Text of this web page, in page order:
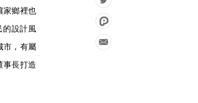
家鄉裡也
的設計風
市，有屬
事長打造